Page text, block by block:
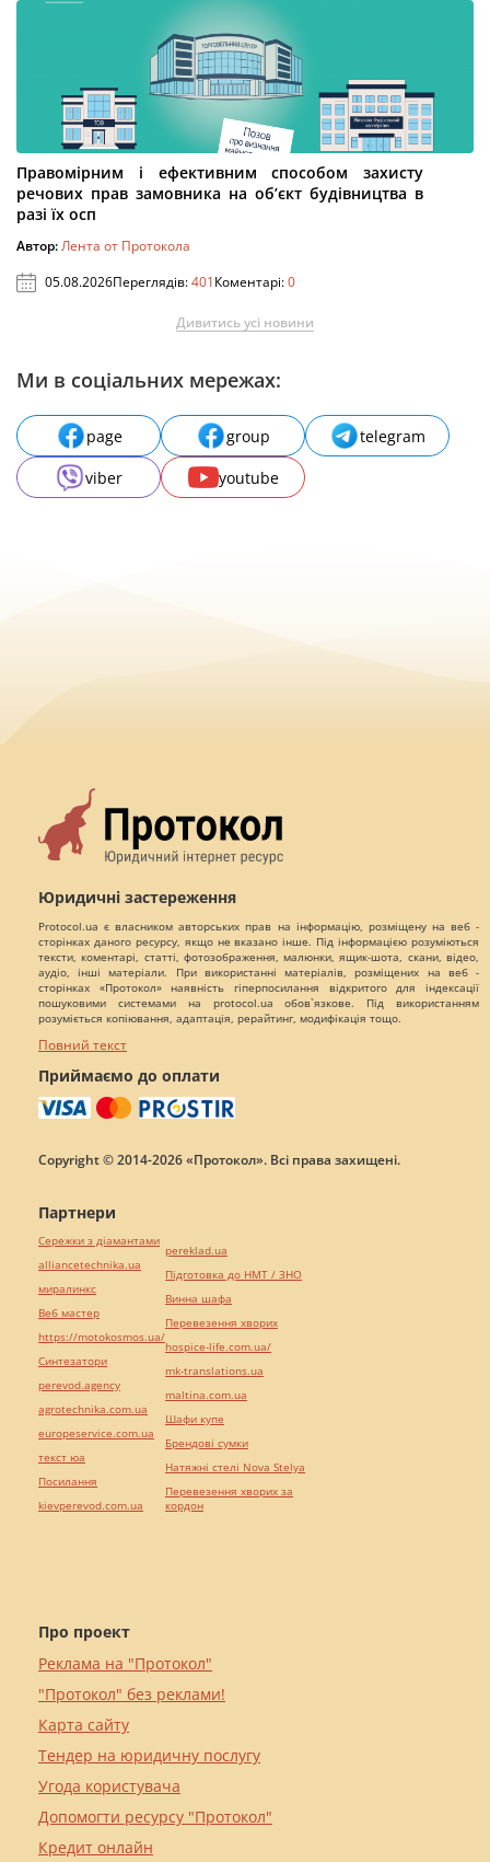
Правомірним і ефективним способом захисту
речових прав замовника на об’єкт будівництва в
разі їх осп
Автор:Лента от Протокола
05.08.2026Переглядів:401Коментарі:0
Дивитись усі новини
Ми в соціальних мережах:
page group
telegram
viber
youtube
Юридичні застереження
Protocol.ua є власником авторських прав на інформацію, розміщену на веб -
сторінках даного ресурсу, якщо не вказано інше. Під інформацією розуміються
тексти, коментарі, статті, фотозображення, малюнки, ящик-шота, скани, відео,
аудіо, інші матеріали. При використанні матеріалів, розміщених на веб -
сторінках «Протокол» наявність гіперпосилання відкритого для індексації
пошуковими системами на protocol.ua обов`язкове. Під використанням
розуміється копіювання, адаптація, рерайтинг, модифікація тощо.
Повний текст
Приймаємо до оплати
Copyright © 2014-2026 «Протокол». Всі права захищені.
Про проект
Реклама на "Протокол"
"Протокол" без реклами!
Карта сайту
Тендер на юридичну послугу
Угода користувача
Допомогти ресурсу "Протокол"
Кредит онлайн
Партнери
Сережки з діамантами
alliancetechnika.ua
миралинкс
Веб мастер
https://motokosmos.ua/
Синтезатори
perevod.agency
agrotechnika.com.ua
europeservice.com.ua
текст юа
Посилання
kievperevod.com.ua
pereklad.ua
Підготовка до НМТ / ЗНО
Винна шафа
Перевезення хворих
hospice-life.com.ua/
mk-translations.ua
maltina.com.ua
Шафи купе
Брендові сумки
Натяжні стелі Nova Stelya
Перевезення хворих за
кордон